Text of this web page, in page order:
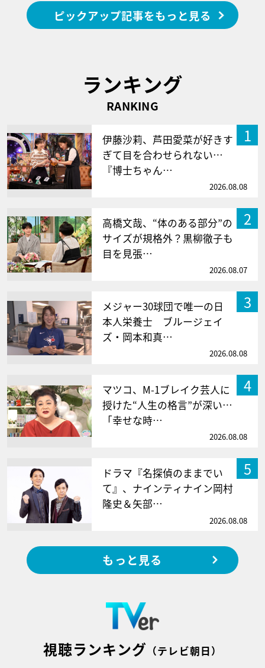
ピックアップ記事をもっと見る
ランキング
RANKING
1
伊藤沙莉、芦田愛菜が好きす
ぎて目を合わせられない…
『博士ちゃん…
2026.08.08
2
高橋文哉、“体のある部分”の
サイズが規格外？黒柳徹子も
目を見張…
2026.08.07
3
メジャー30球団で唯一の日
本人栄養士 ブルージェイ
ズ・岡本和真…
2026.08.08
4
マツコ、M-1ブレイク芸人に
授けた“人生の格言”が深い…
「幸せな時…
2026.08.08
5
ドラマ『名探偵のままでい
て』、ナインティナイン岡村
隆史＆矢部…
2026.08.08
もっと見る
視聴ランキング （テレビ朝日）